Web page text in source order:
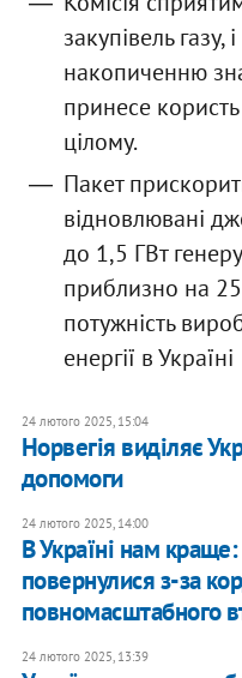
закупівель
накопиченню
принесе користь
цілому.
Пакет
відновлювані
до 1,5 ГВт
приблизно на
потужність
енергії в Україні
24 лютого 2025, 15:04
Норвегія виділяє
допомоги
24 лютого 2025, 14:00
В Україні нам краще:
повернулися з-за
повномасштабного
24 лютого 2025, 13:39